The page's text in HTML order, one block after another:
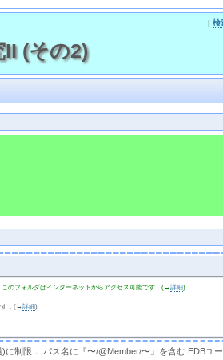
| 検
II (その2)
このフォルダはインターネットからアクセス可能です．(→詳細)
す．(→詳細)
制限． パス名に『〜/@Member/〜』を含む:EDBユ